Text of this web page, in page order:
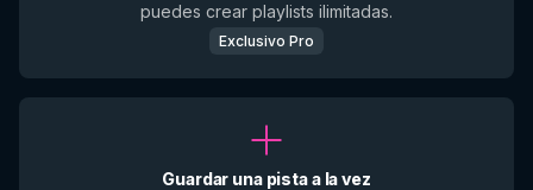
puedes crear playlists ilimitadas.
Exclusivo Pro
Guardar una pista a la vez